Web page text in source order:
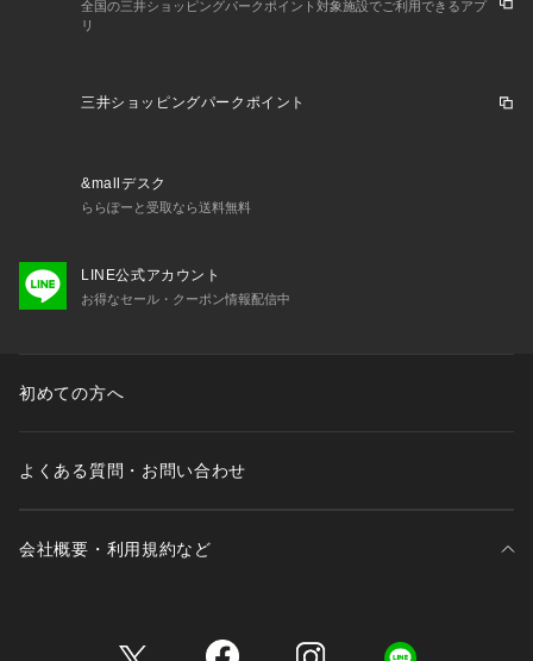
商品番号:63-04-62-04001
全国の三井ショッピングパークポイント対象施設でご利用できるアプ
リ
三井ショッピングパークポイント
&mallデスク
ららぽーと受取なら送料無料
LINE公式アカウント
お得なセール・クーポン情報配信中
初めての方へ
よくある質問・お問い合わせ
会社概要・利用規約など